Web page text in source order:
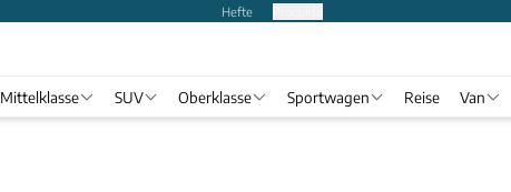
Hefte
Mittelklasse SUV Oberklasse Sportwagen Reise Van